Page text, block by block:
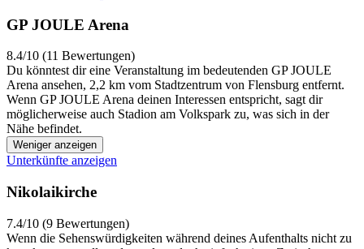
GP JOULE Arena
8.4/10 (11 Bewertungen)
Du könntest dir eine Veranstaltung im bedeutenden GP JOULE
Arena ansehen, 2,2 km vom Stadtzentrum von Flensburg entfernt.
Wenn GP JOULE Arena deinen Interessen entspricht, sagt dir
möglicherweise auch Stadion am Volkspark zu, was sich in der
Nähe befindet.
Weniger anzeigen
Unterkünfte anzeigen
Nikolaikirche
7.4/10 (9 Bewertungen)
Wenn die Sehenswürdigkeiten während deines Aufenthalts nicht zu